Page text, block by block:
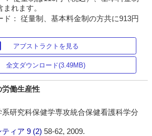
れます。
ド： 従量制、基本料金制の方共に913円
アブストラクトを見る
全文ダウンロード(3.49MB)
労働生産性
研究科保健学専攻統合保健看護科学分
ィア 9 (2)58-62, 2009.